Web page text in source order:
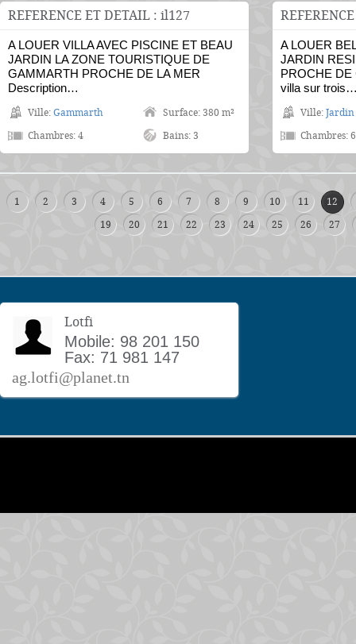
REFERENCE ET DETAIL : il127
A LOUER VILLA AVEC PISCINE ET BEAU
JARDIN LA ZONE TOURISTIQUE DE
GAMMARTH PROCHE DE LA MER
Description…
Ville: Gammarth Surface: 380 m²
Chambres: 4 Bains: 3
A LOUER
JARDIN
PROCHE
villa sur
Ville: Jardin
Chambres: 6
1 2 3 4 5 6 7 8 9 10 11 12
19 20 21 22 23 24 25 26 27
Lotfi
Mobile: 98 201 150
Fax: 71 981 147
ag.lotfi@planet.tn